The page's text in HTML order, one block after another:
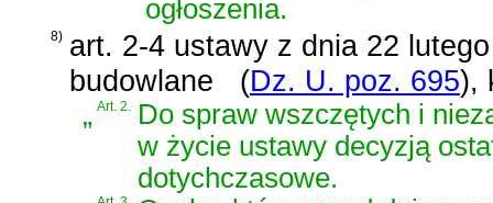
ogłoszenia.
8) art. 2-4 ustawy z dnia 22
budowlane
(Dz. U. poz. 695),
„Art. 2. Do spraw wszczętych i
w życie ustawy decyzją
dotychczasowe.